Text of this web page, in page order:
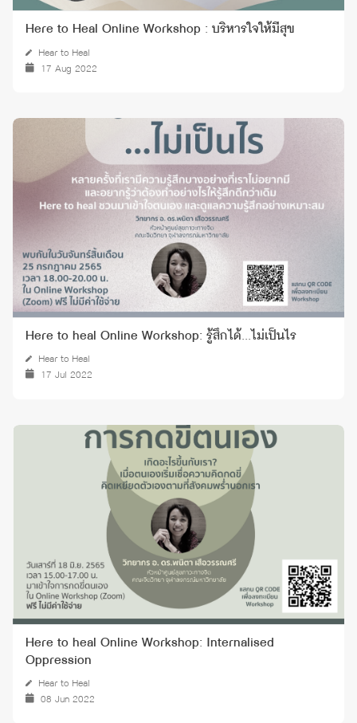
Here to Heal Online Workshop : บริหารใจให้มีสุข
Hear to Heal
17 Aug 2022
Here to heal Online Workshop: รู้สึกได้...ไม่เป็นไร
Hear to Heal
17 Jul 2022
Here to heal Online Workshop: Internalised
Oppression
Hear to Heal
08 Jun 2022